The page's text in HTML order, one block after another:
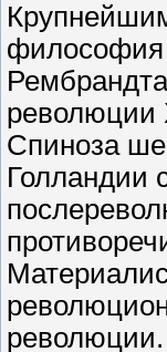
философия
революции
Спиноза
Голландии